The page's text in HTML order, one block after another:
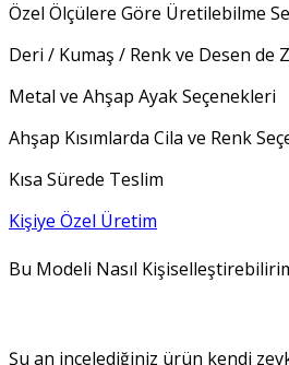
Özel Ölçülere Göre Üretilebilme
Deri / Kumaş / Renk ve Desen de
Metal ve Ahşap Ayak Seçenekleri
Ahşap Kısımlarda Cila ve Renk
Kısa Sürede Teslim
Kişiye Özel Üretim
Bu Modeli Nasıl
Şu an incelediğiniz ürün kendi